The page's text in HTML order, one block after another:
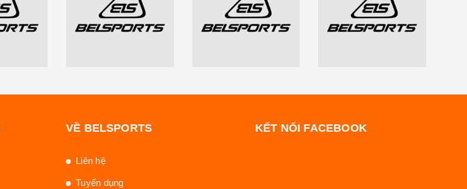
VỀ BELSPORTS
Liên hệ
Tuyển dụng
KẾT NỐI FACEBOOK